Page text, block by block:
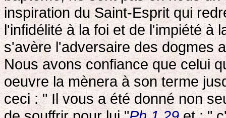
inspiration du Saint-Esprit qui
l'infidélité à la foi et de l'impiété à
s'avère l'adversaire des dogmes
Nous avons confiance que celui
oeuvre la mènera à son terme
ceci : " Il vous a été donné non